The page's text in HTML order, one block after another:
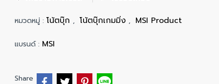
หมวดหมู่ : โน้ตบุ๊ก , โน้ตบุ๊กเกมมิ่ง , MSI Product
แบรนด์ : MSI
Share